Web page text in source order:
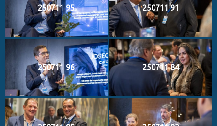
250711 95 250711 91
250711 96 250711 84